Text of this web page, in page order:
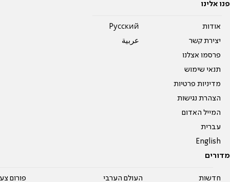
פנו אלינו
אודות
יצירת קשר
פרסמו אצלנו
תנאי שימוש
מדיניות פרטיות
הצהרת נגישות
המייל האדום
עברית
English
Pусский
عربية
מדורים
חדשות העולם הערבי פורום